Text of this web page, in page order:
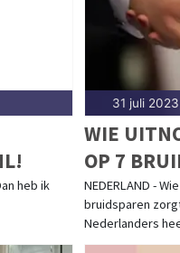
heb ik
31 juli
WIE
OP 7
NEDERLAND -
bruidsparen
Nederlanders